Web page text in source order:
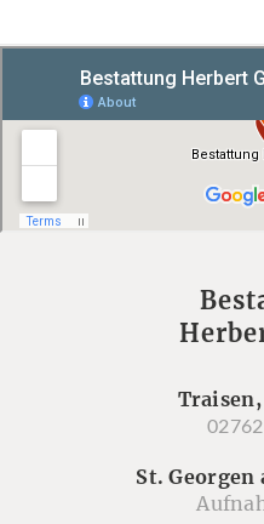
Traisen,
St. Georgen